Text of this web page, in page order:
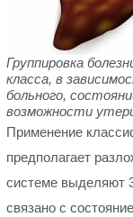
Группировка
класса, в
больного,
возможности
Применение
предполагает
системе выделяют
связано с